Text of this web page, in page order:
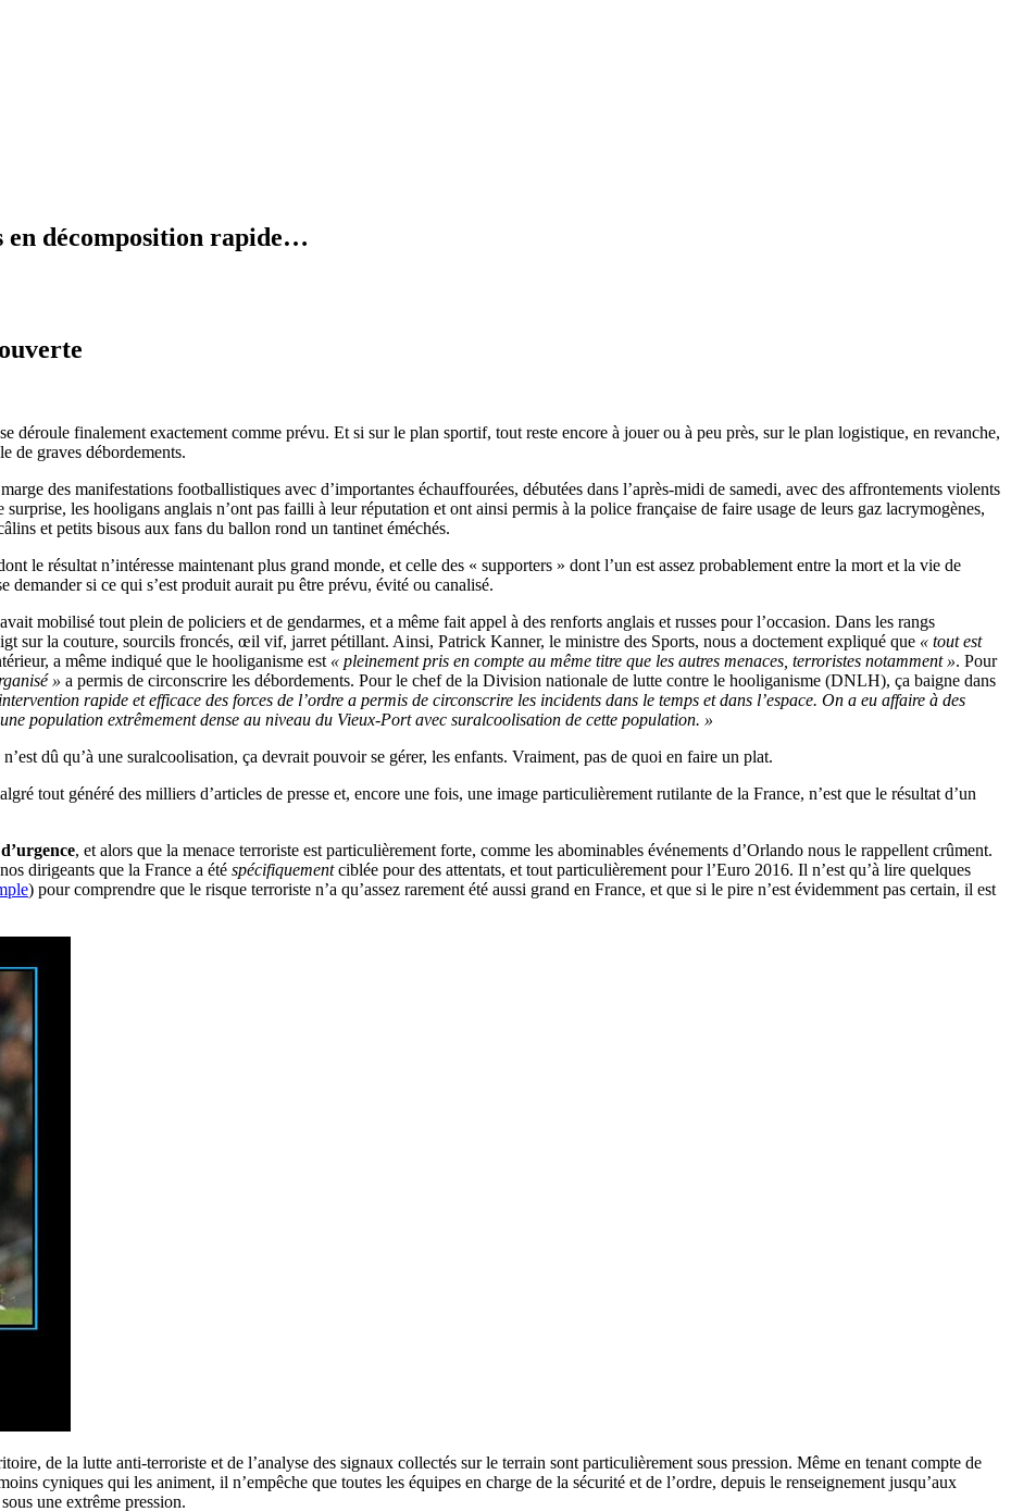
en décomposition rapide…
déroule finalement exactement comme prévu. Et si sur le plan sportif, tout reste encore à jouer ou à peu près, sur le plan logistique, en revanche,
de graves débordements.
des manifestations footballistiques avec d’importantes échauffourées, débutées dans l’après-midi de samedi, avec des affrontements violents
les hooligans anglais n’ont pas failli à leur réputation et ont ainsi permis à la police française de faire usage de leurs gaz lacrymogènes,
et petits bisous aux fans du ballon rond un tantinet éméchés.
le résultat n’intéresse maintenant plus grand monde, et celle des « supporters » dont l’un est assez probablement entre la mort et la vie de
demander si ce qui s’est produit aurait pu être prévu, évité ou canalisé.
mobilisé tout plein de policiers et de gendarmes, et a même fait appel à des renforts anglais et russes pour l’occasion. Dans les rangs
sur la couture, sourcils froncés, œil vif, jarret pétillant. Ainsi, Patrick Kanner, le ministre des Sports, nous a doctement expliqué que « tout est
a même indiqué que le hooliganisme est « pleinement pris en compte au même titre que les autres menaces, terroristes notamment ». Pour
» a permis de circonscrire les débordements. Pour le chef de la Division nationale de lutte contre le hooliganisme (DNLH), ça baigne dans
rapide et efficace des forces de l’ordre a permis de circonscrire les incidents dans le temps et dans l’espace. On a eu affaire à des
population extrêmement dense au niveau du Vieux-Port avec suralcoolisation de cette population. »
dû qu’à une suralcoolisation, ça devrait pouvoir se gérer, les enfants. Vraiment, pas de quoi en faire un plat.
tout généré des milliers d’articles de presse et, encore une fois, une image particulièrement rutilante de la France, n’est que le résultat d’un
, et alors que la menace terroriste est particulièrement forte, comme les abominables événements d’Orlando nous le rappellent crûment.
dirigeants que la France a été spécifiquementciblée pour des attentats, et tout particulièrement pour l’Euro 2016. Il n’est qu’à lire quelques
) pour comprendre que le risque terroriste n’a qu’assez rarement été aussi grand en France, et que si le pire n’est évidemment pas certain, il est
de la lutte anti-terroriste et de l’analyse des signaux collectés sur le terrain sont particulièrement sous pression. Même en tenant compte de
cyniques qui les animent, il n’empêche que toutes les équipes en charge de la sécurité et de l’ordre, depuis le renseignement jusqu’aux
une extrême pression.